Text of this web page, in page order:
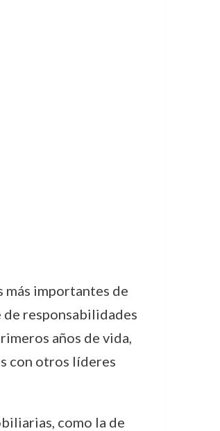
más importantes de
de responsabilidades
años de vida,
con otros líderes
como la de